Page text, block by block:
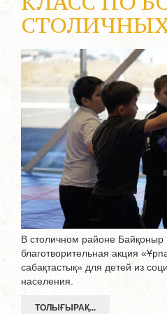
В столичном районе
благотворительная акция
сабақтастық» для детей из
населения.
ТОЛЫҒЫРАҚ...